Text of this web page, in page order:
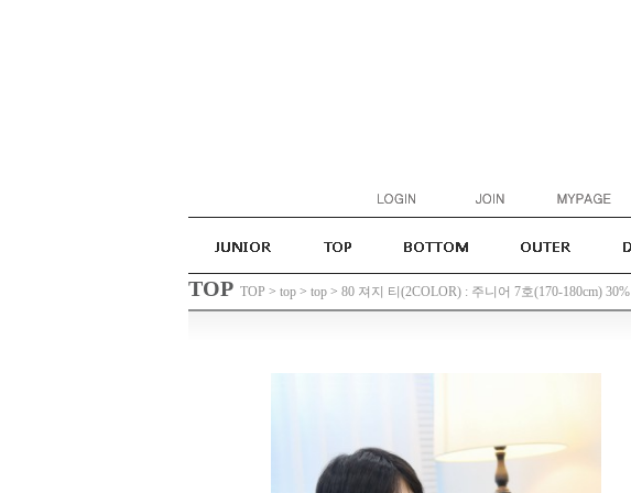
TOP TOP > top > top > 80 져지 티(2COLOR) : 주니어 7호(170-180cm) 30%